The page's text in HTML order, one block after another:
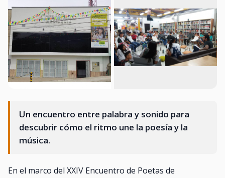
Un encuentro entre palabra y sonido para
descubrir cómo el ritmo une la poesía y la
música.
En el marco del XXIV Encuentro de Poetas de